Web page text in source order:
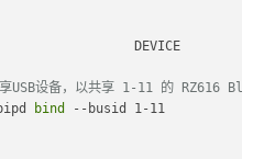
DEVICE
享USB设备，以共享 1-11 的 RZ616
bind --busid 1-11